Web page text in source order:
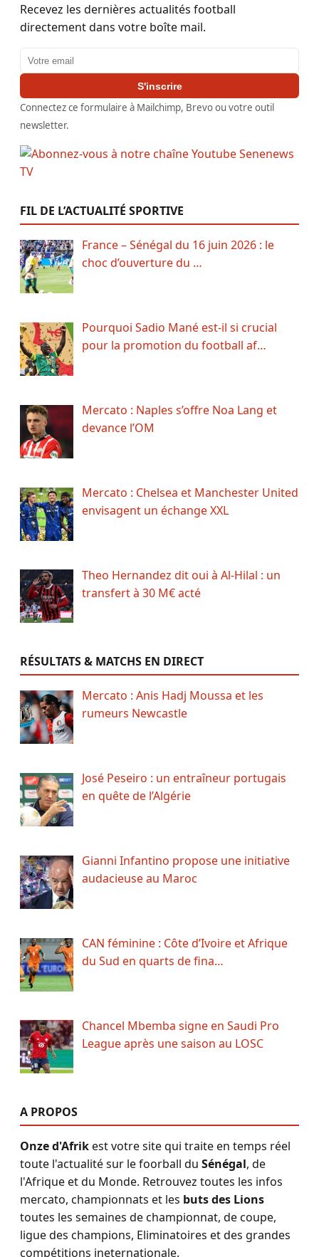
Recevez les dernières actualités football
directement dans votre boîte mail.
Adresse email
S'inscrire
Connectez ce formulaire à Mailchimp, Brevo ou votre outil
newsletter.
FIL DE L’ACTUALITÉ SPORTIVE
France – Sénégal du 16 juin 2026 : le
choc d’ouverture du …
Pourquoi Sadio Mané est-il si crucial
pour la promotion du football af…
Mercato : Naples s’offre Noa Lang et
devance l’OM
Mercato : Chelsea et Manchester United
envisagent un échange XXL
Theo Hernandez dit oui à Al-Hilal : un
transfert à 30 M€ acté
RÉSULTATS & MATCHS EN DIRECT
Mercato : Anis Hadj Moussa et les
rumeurs Newcastle
José Peseiro : un entraîneur portugais
en quête de l’Algérie
Gianni Infantino propose une initiative
audacieuse au Maroc
CAN féminine : Côte d’Ivoire et Afrique
du Sud en quarts de fina…
Chancel Mbemba signe en Saudi Pro
League après une saison au LOSC
A PROPOS
Onze d'Afrikest votre site qui traite en temps réel
toute l'actualité sur le foorball du Sénégal, de
l'Afrique et du Monde. Retrouvez toutes les infos
mercato, championnats et les buts des Lions
toutes les semaines de championnat, de coupe,
ligue des champions, Eliminatoires et des grandes
compétitions ineternationale.